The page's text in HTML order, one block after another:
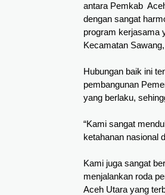
antara Pemkab
dengan sangat
program kerjasama
Kecamatan
Hubungan baik ini
pembangunan
yang berlaku,
“Kami sangat
ketahanan nasional
Kami juga sangat
menjalankan roda
Aceh Utara yang